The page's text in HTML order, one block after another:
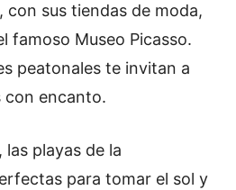
con sus tiendas de moda,
famoso Museo Picasso.
peatonales te invitan a
con encanto.
las playas de la
para tomar el sol y